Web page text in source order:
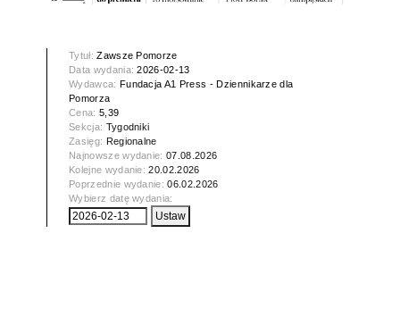
Tytuł:Zawsze Pomorze
Data wydania:2026-02-13
Wydawca: Fundacja A1 Press - Dziennikarze dla
Pomorza
Cena: 5,39
Sekcja: Tygodniki
Zasięg: Regionalne
Najnowsze wydanie:07.08.2026
Kolejne wydanie:20.02.2026
Poprzednie wydanie:06.02.2026
Wybierz datę wydania: